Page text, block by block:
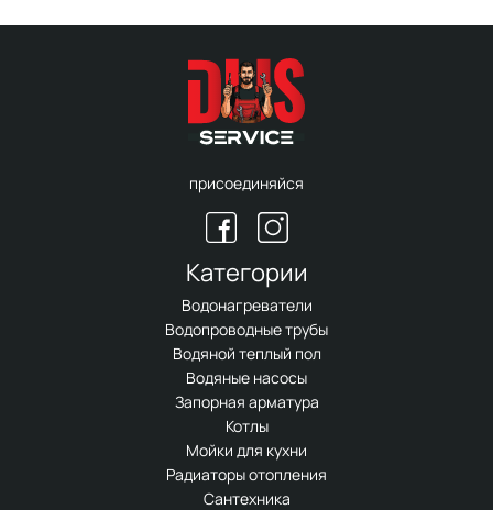
присоединяйся
Категории
Водонагреватели
Водопроводные трубы
Водяной теплый пол
Водяные насосы
Запорная арматура
Котлы
Мойки для кухни
Радиаторы отопления
Сантехника